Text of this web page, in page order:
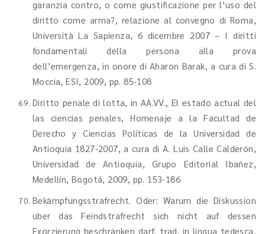
garanzia contro, o come giustificazione per l’uso del
diritto come arma?, relazione al convegno di Roma,
Università La Sapienza, 6 dicembre 2007 – I diritti
fondamentali della persona alla prova
dell’emergenza, in onore di Aharon Barak, a cura di S.
Moccia, ESI, 2009, pp. 85-108
Diritto penale di lotta, in AA.VV., El estado actual del
las ciencias penales, Homenaje a la Facultad de
Derecho y Ciencias Políticas de la Universidad de
Antioquia 1827-2007, a cura di A. Luis Calle Calderón,
Universidad de Antioquia, Grupo Editorial Ibañez,
Medellín, Bogotá, 2009, pp. 153-186
Bekämpfungsstrafrecht. Oder: Warum die Diskussion
über das Feindstrafrecht sich nicht auf dessen
Exorzierung beschränken darf, trad. in lingua tedesca,